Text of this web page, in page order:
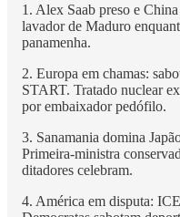
1. Alex Saab preso e
lavador de Maduro
panamenha.
2. Europa em chamas:
START. Tratado nuclear
por embaixador pedófilo.
3. Sanamania domina
Primeira-ministra
ditadores celebram.
4. América em disputa: